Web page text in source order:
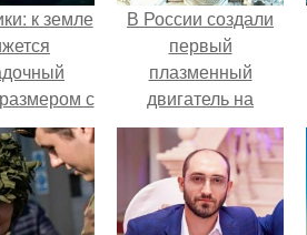
к земле
с
В России создали
первый
плазменный
двигатель на
криптоне.